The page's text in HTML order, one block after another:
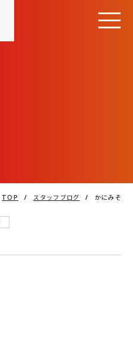
TOP / スタッフブログ / かにみそ